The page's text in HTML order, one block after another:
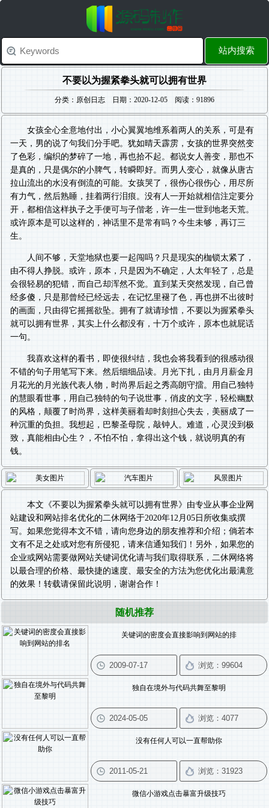
站内搜索
不要以为握紧拳头就可以拥有世界
分类：原创日志 日期：2020-12-05 阅读：91896
女孩全心全意地付出，小心翼翼地维系着两人的关系，可是有
一天，男的说了句我们分手吧。犹如晴天霹雳，女孩的世界突然变
了色彩，编织的梦碎了一地，再也拾不起。都说女人善变，那也不
是真的，只是偶尔的小脾气，转瞬即好。而男人变心，就像从唐古
拉山流出的水没有倒流的可能。女孩哭了，很伤心很伤心，用尽所
有力气，然后熟睡，挂着两行泪痕。没有人一开始就相信注定要分
开，都相信这样执子之手便可与子偕老，许一生一世到地老天荒。
或许原本是可以这样的，神话里不是常有吗？今生未够，再订三
生。
人间不够，天堂地狱也要一起闯吗？只是现实的枷锁太紧了，
由不得人挣脱。或许，原本，只是因为不确定，人太年轻了，总是
会很轻易的犯错，而自己却浑然不觉。直到某天突然发现，自己曾
经多傻，只是那曾经已经远去，在记忆里褪了色，再也拼不出彼时
的画面，只由得它摇摇欲坠。拥有了就请珍惜，不要以为握紧拳头
就可以拥有世界，其实上什么都没有，十万个或许，原本也就屁话
一句。
我喜欢这样的看书，即使很纠结，我也会将我看到的很感动很
不错的句子用笔写下来。然后细细品读。月光下扎，由月月薪金月
月花光的月光族代表人物，时尚界后起之秀高朗守擂。用自己独特
的慧眼看世事，用自己独特的句子说世事，俏皮的文字，轻松幽默
的风格，颠覆了时尚界，这样美丽着却时刻担心失去，美丽成了一
种沉重的负担。我想起，巴黎圣母院，敲钟人。难道，心灵没到极
致，真能相由心生？，不怕不怕，拿得出这个钱，就说明真的有
钱。
本文《不要以为握紧拳头就可以拥有世界》由专业从事企业网
站建设和 网站排名优化的二休网络于2020年12月05日所收集或撰
写。如果您觉得本文不错，请向您身边的朋友推荐和介绍；倘若本
文有不足之处或对您有所侵犯，请来信通知我们！另外，如果您的
企业或网站需要做网站关键词优化请与我们取得联系，二休网络将
以最合理的价格、最快捷的速度、最安全的方法为您优化出最满意
的效果！转载请保留此说明，谢谢合作！
随机推荐
关键词的密度会直接影响到网站的排
独自在境外与代码共舞至黎明
没有任何人可以一直帮助你
微信小游戏点击暴富升级技巧